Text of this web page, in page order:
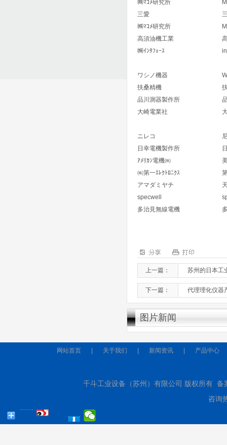
㈱ﾏｺﾒ研究所
三愛
㈱ﾏｺﾒ研究所
高須油機工業
㈱ｲﾝﾀﾌｪｰｽ
ワシノ機器
扶桑精機
品川測器製作所
大崎電業社
ニレコ
日幸電機製作所
ｱﾒﾘｶﾝ電機㈱
㈱第一ｴﾚｸﾄﾛﾆｸｽ
アマダミヤチ
specwell
多治見無線電機
上一篇： 苏州的日本工
下一篇： 代理理化仪器
图片新闻
网站首页 关于我们 新闻资讯 产品中心
千斗工业设备（苏州）有限公司 版权所有 备
咨询